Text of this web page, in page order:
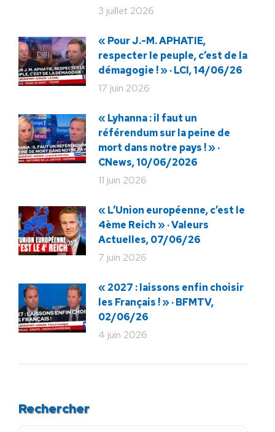
3 juillet 2026
« Pour J.-M. APHATIE,
respecter le peuple, c’est de la
démagogie ! » · LCI, 14/06/26
17 juin 2026
« Lyhanna : il faut un
référendum sur la peine de
mort dans notre pays ! » ·
CNews, 10/06/2026
11 juin 2026
« L’Union européenne, c’est le
4ème Reich » · Valeurs
Actuelles, 07/06/26
7 juin 2026
« 2027 : laissons enfin choisir
les Français ! » · BFMTV,
02/06/26
4 juin 2026
Rechercher